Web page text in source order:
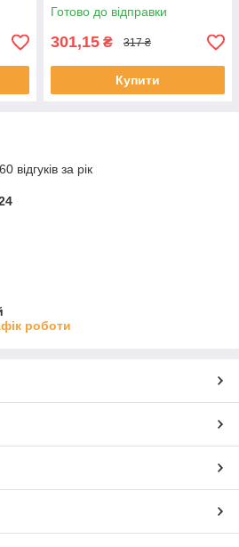
Готово до відправки
301,15 ₴ 317 ₴
Купити
відгуків за рік
роботи